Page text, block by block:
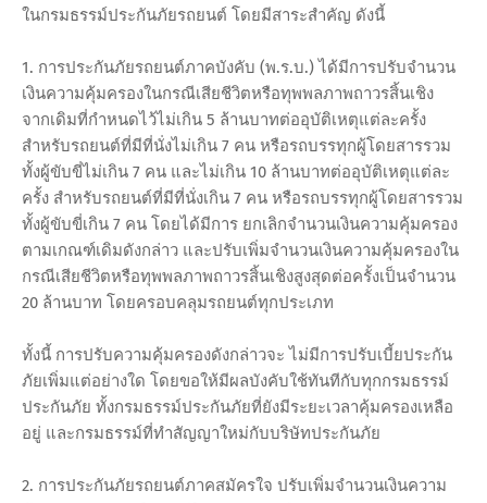
ในกรมธรรม์ประกันภัยรถยนต์ โดยมีสาระสำคัญ ดังนี้
1. การประกันภัยรถยนต์ภาคบังคับ (พ.ร.บ.) ได้มีการปรับจำนวน
เงินความคุ้มครองในกรณีเสียชีวิตหรือทุพพลภาพถาวรสิ้นเชิง
จากเดิมที่กำหนดไว้ไม่เกิน 5 ล้านบาทต่ออุบัติเหตุแต่ละครั้ง
สำหรับรถยนต์ที่มีที่นั่งไม่เกิน 7 คน หรือรถบรรทุกผู้โดยสารรวม
ทั้งผู้ขับขี่ไม่เกิน 7 คน และไม่เกิน 10 ล้านบาทต่ออุบัติเหตุแต่ละ
ครั้ง สำหรับรถยนต์ที่มีที่นั่งเกิน 7 คน หรือรถบรรทุกผู้โดยสารรวม
ทั้งผู้ขับขี่เกิน 7 คน โดยได้มีการ ยกเลิกจำนวนเงินความคุ้มครอง
ตามเกณฑ์เดิมดังกล่าว และปรับเพิ่มจำนวนเงินความคุ้มครองใน
กรณีเสียชีวิตหรือทุพพลภาพถาวรสิ้นเชิงสูงสุดต่อครั้งเป็นจำนวน
20 ล้านบาท โดยครอบคลุมรถยนต์ทุกประเภท
ทั้งนี้ การปรับความคุ้มครองดังกล่าวจะ ไม่มีการปรับเบี้ยประกัน
ภัยเพิ่มแต่อย่างใด โดยขอให้มีผลบังคับใช้ทันทีกับทุกกรมธรรม์
ประกันภัย ทั้งกรมธรรม์ประกันภัยที่ยังมีระยะเวลาคุ้มครองเหลือ
อยู่ และกรมธรรม์ที่ทำสัญญาใหม่กับบริษัทประกันภัย
2. การประกันภัยรถยนต์ภาคสมัครใจ ปรับเพิ่มจำนวนเงินความ